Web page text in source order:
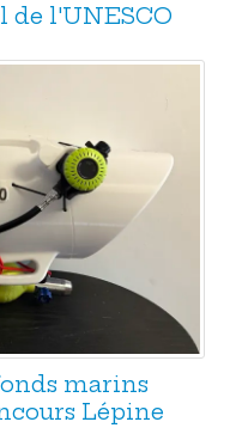
l'UNESCO
marins
Lépine